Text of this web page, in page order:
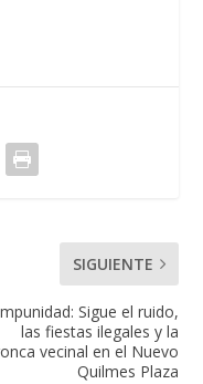
SIGUIENTE
Sigue el ruido,
las fiestas ilegales y la
vecinal en el Nuevo
Quilmes Plaza